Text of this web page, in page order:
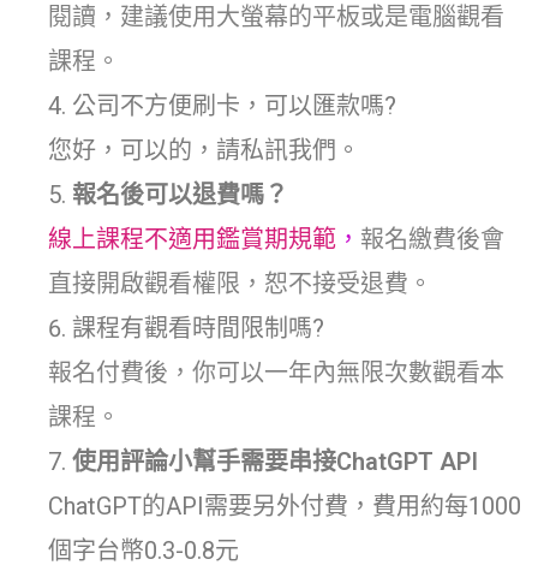
閱讀，建議使用大螢幕的平板或是電腦觀看
課程。
公司不方便刷卡，可以匯款嗎?
您好，可以的，請私訊我們。
報名後可以退費嗎？
線上課程不適用鑑賞期規範 ， 報名繳費後會
直接開啟觀看權限，恕不接受退費。
課程有觀看時間限制嗎?
報名付費後，你可以一年內無限次數觀看本
課程。
使用評論小幫手需要串接ChatGPT API
ChatGPT的API需要另外付費，費用約每1000
個字台幣0.3-0.8元